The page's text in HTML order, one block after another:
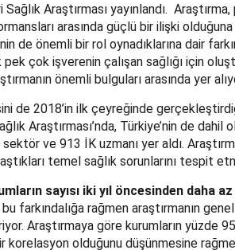
Araştırması yayınlandı.
arasında güçlü bir ilişki
de önemli bir rol oynadıklarına dair
çok işverenin çalışan sağlığı için
önemli bulguları arasında yer
de 2018’in ilk çeyreğinde
Araştırması’nda, Türkiye’nin de dahil
ve 913 İK uzmanı yer aldı.
temel sağlık sorunlarını tespit
sayısı iki yıl öncesinden daha az
farkındalığa rağmen araştırmanın
Araştırmaya göre kurumların yüzde
korelasyon olduğunu düşünmesine